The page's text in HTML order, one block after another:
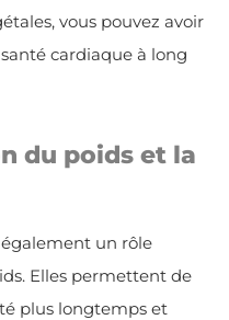
vous pouvez avoir
cardiaque à long
du poids et la
un rôle
Elles permettent de
plus longtemps et